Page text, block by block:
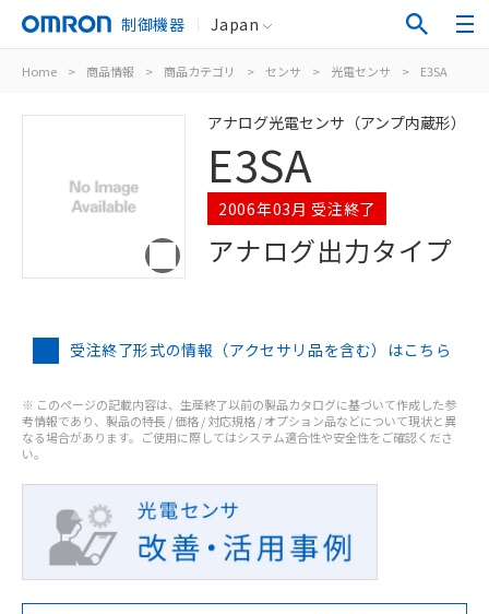
制御機器 Japan
Home > 商品情報 > 商品カテゴリ > センサ > 光電センサ > E3SA
アナログ光電センサ（アンプ内蔵形）
E3SA
2006年03月 受注終了
アナログ出力タイプ
受注終了形式の情報（アクセサリ品を含む）はこちら
※ このページの記載内容は、生産終了以前の製品カタログに基づいて作成した参
考情報であり、製品の特長 / 価格 / 対応規格 / オプション品などについて現状と異
なる場合があります。ご使用に際してはシステム適合性や安全性をご確認くださ
い。
ご利用条件